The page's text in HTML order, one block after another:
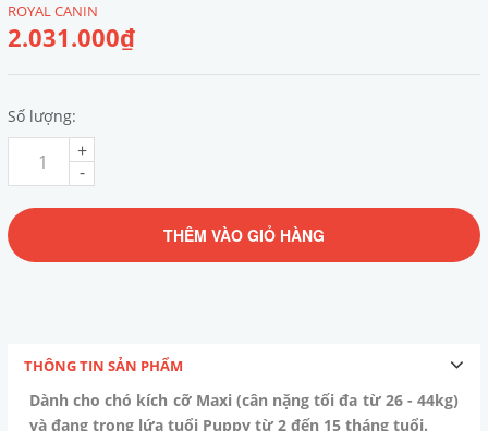
ROYAL CANIN
2.031.000₫
Số lượng:
-
+
THÊM VÀO GIỎ HÀNG
THÔNG TIN SẢN PHẨM
Dành cho chó kích cỡ Maxi (cân nặng tối đa từ 26 - 44kg)
và đang trong lứa tuổi Puppy từ 2 đến 15 tháng tuổi.